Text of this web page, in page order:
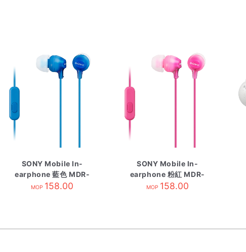
SONY Mobile In-
earphone 藍色 MDR-
EX15APLIC
MOP 158.00
SONY Mobile In-
earphone 粉紅 MDR-
EX15APPIC
MOP 158.00